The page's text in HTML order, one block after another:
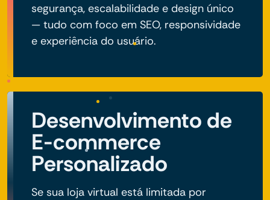
segurança, escalabilidade e design único
— tudo com foco em SEO, responsividade
e experiência do usuário.
Desenvolvimento de
E-commerce
Personalizado
Se sua loja virtual está limitada por